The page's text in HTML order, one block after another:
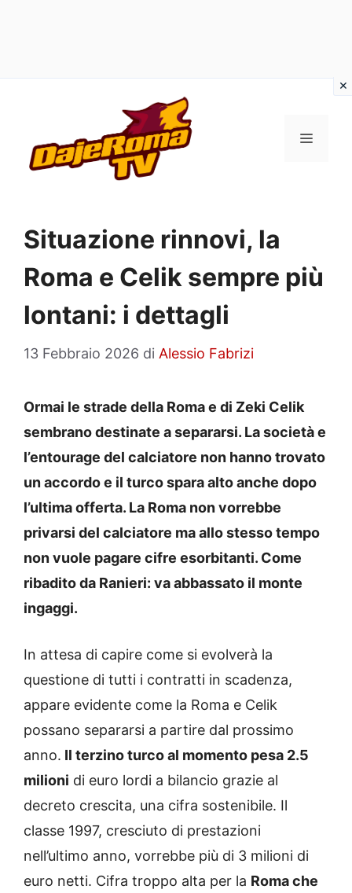
contenuto
MENU
Situazione rinnovi, la
Roma e Celik sempre più
lontani: i dettagli
13 Febbraio 2026 di Alessio Fabrizi
Ormai le strade della Roma e di Zeki Celik
sembrano destinate a separarsi. La società e
l’entourage del calciatore non hanno trovato
un accordo e il turco spara alto anche dopo
l’ultima offerta. La Roma non vorrebbe
privarsi del calciatore ma allo stesso tempo
non vuole pagare cifre esorbitanti. Come
ribadito da Ranieri: va abbassato il monte
ingaggi.
In attesa di capire come si evolverà la
questione di tutti i contratti in scadenza,
appare evidente come la Roma e Celik
possano separarsi a partire dal prossimo
anno. Il terzino turco al momento pesa 2.5
milioni di euro lordi a bilancio grazie al
decreto crescita, una cifra sostenibile. Il
classe 1997, cresciuto di prestazioni
nell’ultimo anno, vorrebbe più di 3 milioni di
euro netti. Cifra troppo alta per la Roma che